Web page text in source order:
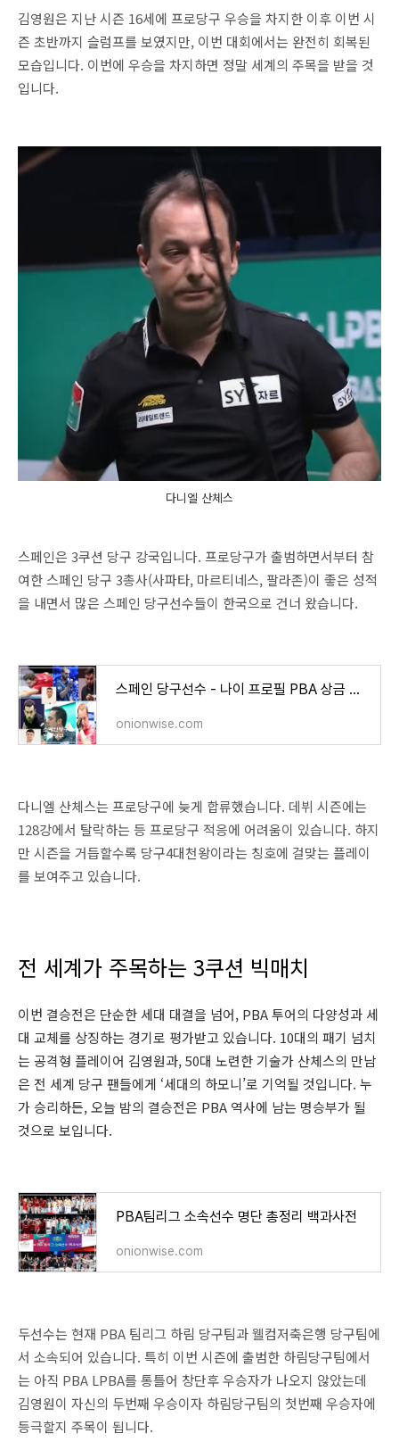
김영원은 지난 시즌 16세에 프로당구 우승을 차지한 이후 이번 시
즌 초반까지 슬럼프를 보였지만, 이번 대회에서는 완전히 회복된
모습입니다. 이번에 우승을 차지하면 정말 세계의 주목을 받을 것
입니다.
다니엘 산체스
스페인은 3쿠션 당구 강국입니다. 프로당구가 출범하면서부터 참
여한 스페인 당구 3총사(사파타, 마르티네스, 팔라존)이 좋은 성적
을 내면서 많은 스페인 당구선수들이 한국으로 건너 왔습니다.
스페인 당구선수 - 나이 프로필 PBA 상금 랭킹 순위
onionwise.com
다니엘 산체스는 프로당구에 늦게 합류했습니다. 데뷔 시즌에는
128강에서 탈락하는 등 프로당구 적응에 어려움이 있습니다. 하지
만 시즌을 거듭할수록 당구4대천왕이라는 칭호에 걸맞는 플레이
를 보여주고 있습니다.
전 세계가 주목하는 3쿠션 빅매치
이번 결승전은 단순한 세대 대결을 넘어, PBA 투어의 다양성과 세
대 교체를 상징하는 경기로 평가받고 있습니다. 10대의 패기 넘치
는 공격형 플레이어 김영원과, 50대 노련한 기술가 산체스의 만남
은 전 세계 당구 팬들에게 ‘세대의 하모니’로 기억될 것입니다. 누
가 승리하든, 오늘 밤의 결승전은 PBA 역사에 남는 명승부가 될
것으로 보입니다.
PBA팀리그 소속선수 명단 총정리 백과사전
onionwise.com
두선수는 현재 PBA 팀리그 하림 당구팀과 웰컴저축은행 당구팀에
서 소속되어 있습니다. 특히 이번 시즌에 출범한 하림당구팀에서
는 아직 PBA LPBA를 통틀어 창단후 우승자가 나오지 않았는데
김영원이 자신의 두번째 우승이자 하림당구팀의 첫번째 우승자에
등극할지 주목이 됩니다.